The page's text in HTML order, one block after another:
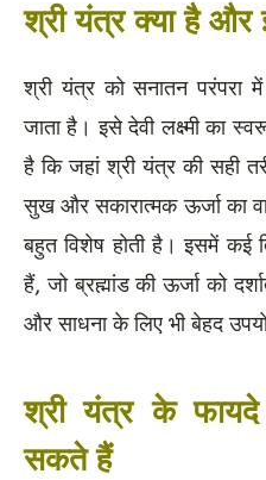
श्री यंत्र क्या है और
श्री यंत्र को सनातन परंपरा
जाता है। इसे देवी लक्ष्मी का
है कि जहां श्री यंत्र की सही
सुख और सकारात्मक ऊर्जा का
बहुत विशेष होती है। इसमें कई
हैं, जो ब्रह्मांड की ऊर्जा को
और साधना के लिए भी बेहद
श्री यंत्र के
सकते हैं